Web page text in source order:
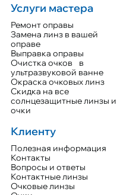
Услуги мастера
Ремонт оправы
Замена линз в вашей
оправе
Выправка оправы
Очистка очков в
ультразвуковой ванне
Окраска очковых линз
Скидка на все
солнцезащитные линзы и
очки
Клиенту
Полезная информация
Контакты
Вопросы и ответы
Контактные линзы
Очковые линзы